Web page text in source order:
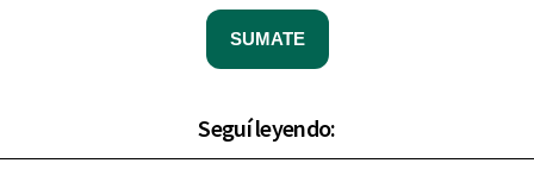
SUMATE
Seguí leyendo: